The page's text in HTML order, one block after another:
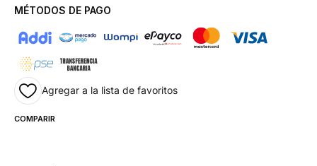
MÉTODOS DE PAGO
Agregar a la lista de favoritos
COMPARIR